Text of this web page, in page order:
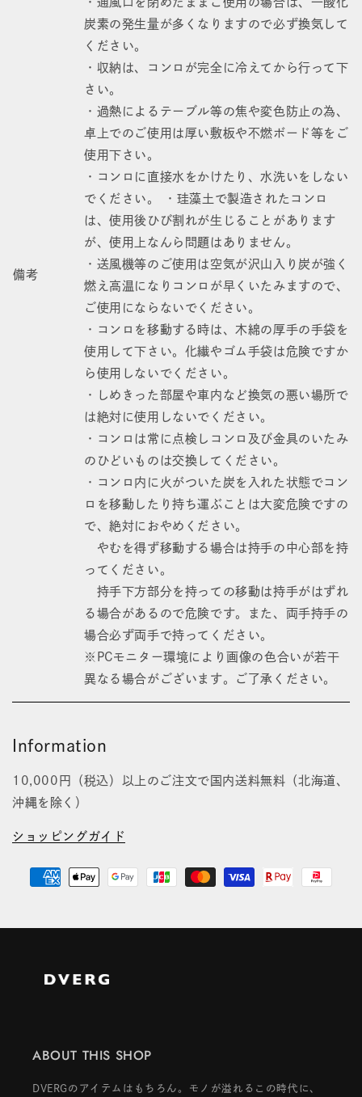
備考
炭素の発生量が多くなりますので必ず換気して
ください。
・収納は、コンロが完全に冷えてから行って下
さい。
・過熱によるテーブル等の焦や変色防止の為、
卓上でのご使用は厚い敷板や不燃ボード等をご
使用下さい。
・コンロに直接水をかけたり、水洗いをしない
でください。 ・珪藻土で製造されたコンロ
は、使用後ひび割れが生じることがあります
が、使用上なんら問題はありません。
・送風機等のご使用は空気が沢山入り炭が強く
燃え高温になりコンロが早くいたみますので、
ご使用にならないでください。
・コンロを移動する時は、木綿の厚手の手袋を
使用して下さい。化繊やゴム手袋は危険ですか
ら使用しないでください。
・しめきった部屋や車内など換気の悪い場所で
は絶対に使用しないでください。
・コンロは常に点検しコンロ及び金具のいたみ
のひどいものは交換してください。
・コンロ内に火がついた炭を入れた状態でコン
ロを移動したり持ち運ぶことは大変危険ですの
で、絶対におやめください。
やむを得ず移動する場合は持手の中心部を持
ってください。
持手下方部分を持っての移動は持手がはずれ
る場合があるので危険です。また、両手持手の
場合必ず両手で持ってください。
※PCモニター環境により画像の色合いが若干
異なる場合がございます。ご了承ください。
Information
10,000円（税込）以上のご注文で国内送料無料（北海道、
沖縄を除く）
ショッピングガイド
ABOUT THIS SHOP
DVERGのアイテムはもちろん。モノが溢れるこの時代に、